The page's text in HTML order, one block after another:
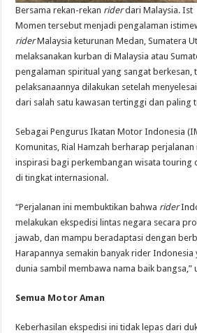
Bersama rekan-rekan riderdari Malaysia. Ist
Momen tersebut menjadi pengalaman
riderMalaysia keturunan Medan, Sumatera
melaksanakan kurban di Malaysia atau
pengalaman spiritual yang sangat berkesan,
pelaksanaannya dilakukan setelah
dari salah satu kawasan tertinggi dan paling
Sebagai Pengurus Ikatan Motor Indonesia
Komunitas, Rial Hamzah berharap
inspirasi bagi perkembangan wisata touring
di tingkat internasional.
“Perjalanan ini membuktikan bahwa rider
melakukan ekspedisi lintas negara secara
jawab, dan mampu beradaptasi dengan
Harapannya semakin banyak rider Indonesia
dunia sambil membawa nama baik bangsa,”
Semua MotorAman
Keberhasilan ekspedisi ini tidak lepas dari